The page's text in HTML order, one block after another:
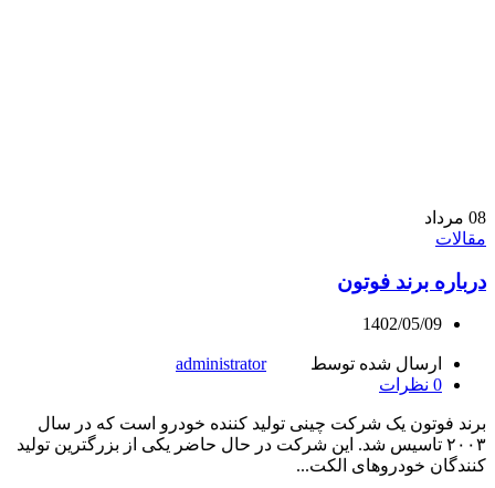
08 مرداد
مقالات
درباره برند فوتون
1402/05/09
ارسال شده توسط
administrator
0 نظرات
برند فوتون یک شرکت چینی تولید کننده خودرو است که در سال
۲۰۰۳ تاسیس شد. این شرکت در حال حاضر یکی از بزرگترین تولید
کنندگان خودروهای الکت...